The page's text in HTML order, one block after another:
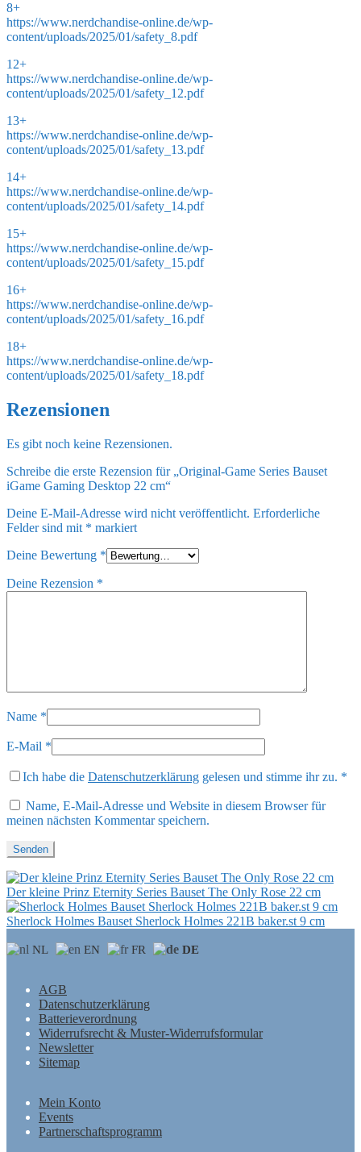
8+
https://www.nerdchandise-online.de/wp-
content/uploads/2025/01/safety_8.pdf
12+
https://www.nerdchandise-online.de/wp-
content/uploads/2025/01/safety_12.pdf
13+
https://www.nerdchandise-online.de/wp-
content/uploads/2025/01/safety_13.pdf
14+
https://www.nerdchandise-online.de/wp-
content/uploads/2025/01/safety_14.pdf
15+
https://www.nerdchandise-online.de/wp-
content/uploads/2025/01/safety_15.pdf
16+
https://www.nerdchandise-online.de/wp-
content/uploads/2025/01/safety_16.pdf
18+
https://www.nerdchandise-online.de/wp-
content/uploads/2025/01/safety_18.pdf
Rezensionen
Es gibt noch keine Rezensionen.
Schreibe die erste Rezension für „Original-Game Series Bauset
iGame Gaming Desktop 22 cm“
Deine E-Mail-Adresse wird nicht veröffentlicht. Erforderliche
Felder sind mit * markiert
Deine Bewertung *
Deine Rezension *
Name *
E-Mail *
Ich habe die Datenschutzerklärung gelesen und stimme ihr zu. *
Name, E-Mail-Adresse und Website in diesem Browser für
meinen nächsten Kommentar speichern.
Der kleine Prinz Eternity Series Bauset The Only Rose 22 cm
Sherlock Holmes Bauset Sherlock Holmes 221B baker.st 9 cm
NL EN FR DE
AGB
Datenschutzerklärung
Batterieverordnung
Widerrufsrecht & Muster-Widerrufsformular
Newsletter
Sitemap
Mein Konto
Events
Partnerschaftsprogramm